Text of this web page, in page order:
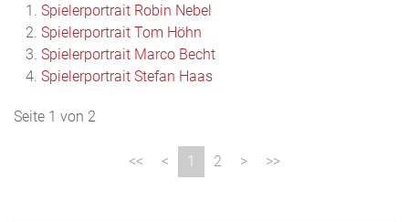
Spielerportrait Robin Nebel
Spielerportrait Tom Höhn
Spielerportrait Marco Becht
Spielerportrait Stefan Haas
Seite 1 von 2
1 2